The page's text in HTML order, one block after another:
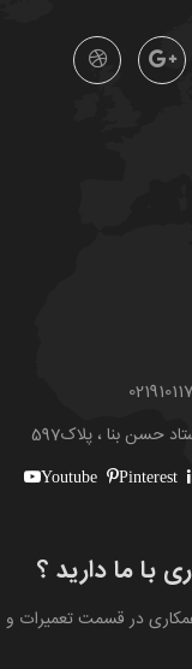
حسن بنا ، پلاک597
Pinterest
Youtube
با ما دارید ؟
در قسمت تعمیرات و